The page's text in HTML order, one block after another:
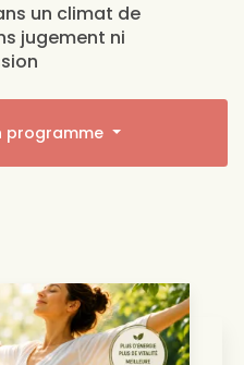
un climat de
jugement ni
programme